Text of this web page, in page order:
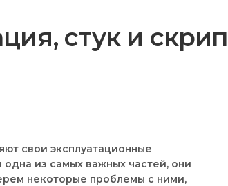
стук и скрип
свои эксплуатационные
из самых важных частей, они
некоторые проблемы с ними,